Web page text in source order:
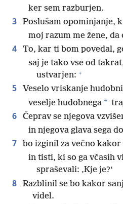
ker sem razburjen.
3
Poslušam opominjanje,
moj razum me žene, da
4
To, kar ti bom povedal,
saj je tako vse od
ustvarjen: +
5
Veselo vriskanje
veselje hudobnega *
6
Čeprav se njegova
in njegova glava sega
7
bo izginil za večno
in tisti, ki so ga včasih
spraševali: ‚Kje je?‘
8
Razblinil se bo kakor
videl.